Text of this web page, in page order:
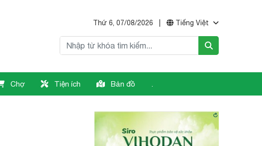
Thứ 6, 07/08/2026 Tiếng Việt
Chợ Tiện ích Bản đồ .